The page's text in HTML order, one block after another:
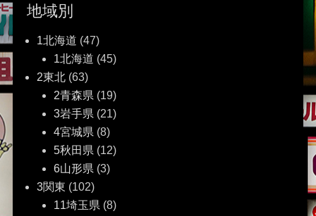
ゲ
ー
シ
ン
地域別
1北海道 (47)
1北海道 (45)
2東北(63)
2青森県 (19)
3岩手県 (21)
4宮城県 (8)
5秋田県 (12)
6山形県 (3)
3関東 (102)
11埼玉県 (8)